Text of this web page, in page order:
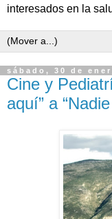
interesados en la
sábado, 30 de
Cine y
aquí” a